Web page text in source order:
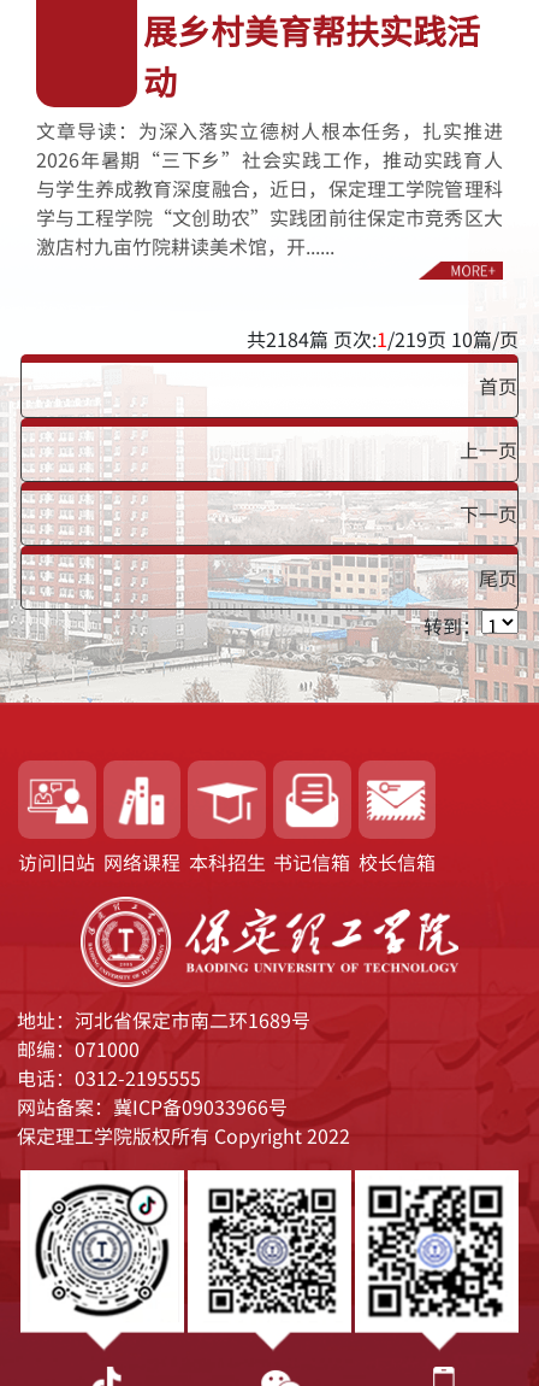
展乡村美育帮扶实践活
动
文章导读：为深入落实立德树人根本任务，扎实推进
2026年暑期“三下乡”社会实践工作，推动实践育人
与学生养成教育深度融合，近日，保定理工学院管理科
学与工程学院“文创助农”实践团前往保定市竞秀区大
激店村九亩竹院耕读美术馆，开......
共2184篇 页次:1/219页 10篇/页
首页
上一页
下一页
尾页
转到：
访问旧站 网络课程 本科招生 书记信箱 校长信箱
地址：河北省保定市南二环1689号
邮编：071000
电话：0312-2195555
网站备案：冀ICP备09033966号
保定理工学院版权所有 Copyright 2022